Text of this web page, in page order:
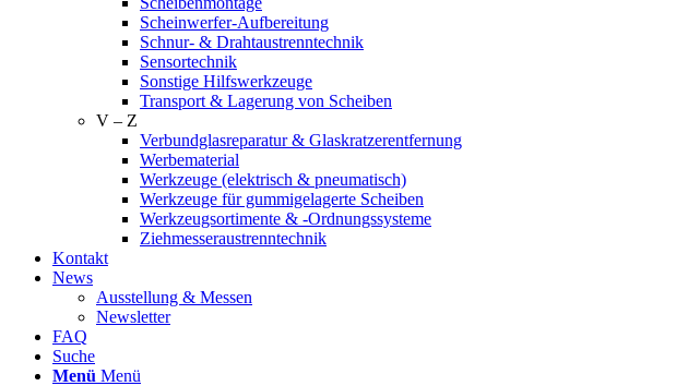
Scheinwerfer-Aufbereitung
Schnur- & Drahtaustrenntechnik
Sensortechnik
Sonstige Hilfswerkzeuge
Transport & Lagerung von Scheiben
V – Z
Verbundglasreparatur & Glaskratzerentfernung
Werbematerial
Werkzeuge (elektrisch & pneumatisch)
Werkzeuge für gummigelagerte Scheiben
Werkzeugsortimente & -Ordnungssysteme
Ziehmesseraustrenntechnik
Kontakt
News
Ausstellung & Messen
Newsletter
FAQ
Suche
Menü Menü